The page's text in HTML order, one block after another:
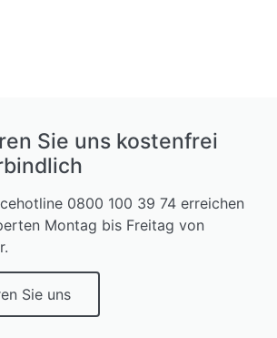
Sie uns kostenfrei
0800 100 39 74 erreichen
Montag bis Freitag von
Sie uns